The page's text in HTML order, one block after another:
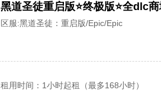
黑道圣徒重启版⭐终极版⭐全dlc
区服:黑道圣徒：重启版/Epic/Epic
租用时间 ：1小时起租（最多168小时）